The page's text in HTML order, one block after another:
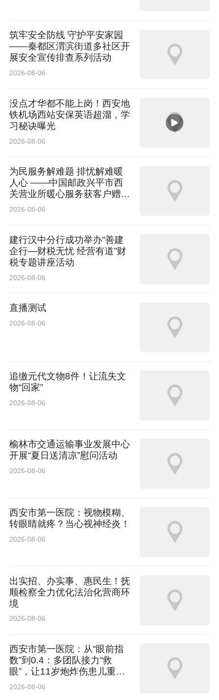
色与鎏金黑内饰，更全系标配12项越级配置，成
为7万级市场最有旷野感的城市SUV。
幕战在意大利米萨诺赛道打响。吉利中国星车队
（Geely Cyan Racing）携星瑞TCR赛车开启全
新世界征程。中国车手马青骅在第二回合正赛强
势夺冠，为星瑞TCR带回历史性首胜。这不仅意
味着星瑞TCR已具备世界级竞争力，也标志着吉
利中国星车队正式完成了吉利汽车运动全新时代
海外市场多点突破 持续深化全球化布局
车型凭借强劲的产品引领当地细分市场。5月海
外出口销量85144辆，同比增长183.7%，新能源
极氪在全球高端市场持续突破，已经进入50多个
国家和地区。极氪7X作为全球化速度最快的纯电
40多个地区市场，全球累计交付量超16万辆。
2026年1-4月，极氪7X问鼎四大国际市场销量第
一，分别为中国香港豪华SUV销量第一、澳洲中
电SUV销量第一、墨西哥豪华纯电SUV销量第
一。4月，极氪7X再创澳洲市场单月销量新高，
前4个月，极氪009问鼎马来西亚豪华纯电MPV销
冠同时，也成为中国香港地区豪华MPV销量冠
军。
吉利银河品牌全球化加速铺开，今年第一季度，
吉利星愿在墨西哥、印尼、哥斯达黎加、巴西均
登顶B级纯电两厢车销量第一。吉利银河星舰7
筑牢安全防线 守护平安家园
——秦都区渭滨街道多社区开
展安全宣传排查系列活动
2026-08-06
没点才华都不能上岗！西安地
铁机场西站安保英语超溜，学
习秘诀曝光
2026-08-06
为民服务解难题 排忧解难暖
人心 ——中国邮政兴平市西
关营业所暖心服务获客户赠送
锦旗
2026-08-06
建行汉中分行成功举办“善建
企行—财税无忧 经营有道”财
税专题讲座活动
2026-08-06
直播测试
2026-08-06
追缴元代文物8件！让流失文
物“回家”
2026-08-06
榆林市交通运输事业发展中心
开展“夏日送清凉”慰问活动
2026-08-06
西安市第一医院：视物模糊、
转眼睛就疼？当心视神经炎！
2026-08-06
出实招、办实事、惠民生！抚
顺检察全力优化法治化营商环
境
2026-08-06
西安市第一医院：从“眼前指
数”到0.4：多团队接力“救
眼”，让11岁炮炸伤患儿重见
光明
2026-08-06